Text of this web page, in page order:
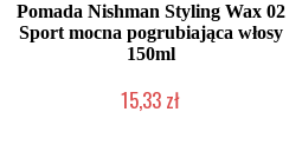
Pomada Nishman Styling Wax 02
Sport mocna pogrubiająca włosy
150ml
15,33 zł